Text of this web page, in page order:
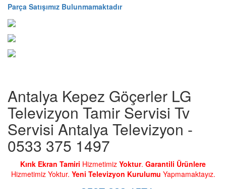
Parça Satışımız Bulunmamaktadır
Antalya Kepez Göçerler LG
Televizyon Tamir Servisi Tv
Servisi Antalya Televizyon -
0533 375 1497
Kırık Ekran Tamiri Hizmetimiz Yoktur. Garantili Ürünlere
Hizmetimiz Yoktur. Yeni Televizyon Kurulumu Yapmamaktayız.